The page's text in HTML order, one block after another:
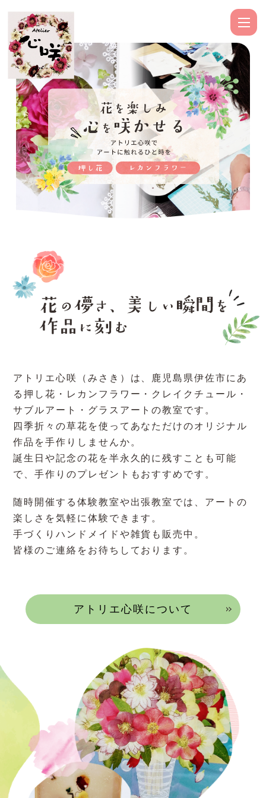
アトリエ心咲（みさき）は、鹿児島県伊佐市にあ
る押し花・レカンフラワー・クレイクチュール・
サブルアート・グラスアートの教室です。
四季折々の草花を使ってあなただけのオリジナル
作品を手作りしませんか。
誕生日や記念の花を半永久的に残すことも可能
で、手作りのプレゼントもおすすめです。
随時開催する体験教室や出張教室では、アートの
楽しさを気軽に体験できます。
手づくりハンドメイドや雑貨も販売中。
皆様のご連絡をお待ちしております。
アトリエ心咲について